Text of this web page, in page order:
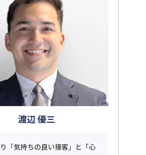
渡辺 優三
「気持ちの良い接客」と「心